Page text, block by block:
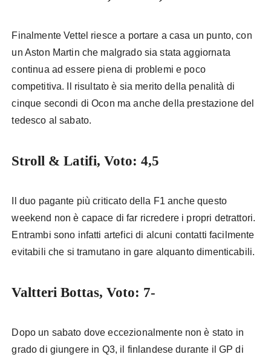
Finalmente Vettel riesce a portare a casa un punto, con
un Aston Martin che malgrado sia stata aggiornata
continua ad essere piena di problemi e poco
competitiva. Il risultato è sia merito della penalità di
cinque secondi di Ocon ma anche della prestazione del
tedesco al sabato.
Stroll & Latifi, Voto: 4,5
Il duo pagante più criticato della F1 anche questo
weekend non è capace di far ricredere i propri detrattori.
Entrambi sono infatti artefici di alcuni contatti facilmente
evitabili che si tramutano in gare alquanto dimenticabili.
Valtteri Bottas, Voto: 7-
Dopo un sabato dove eccezionalmente non è stato in
grado di giungere in Q3, il finlandese durante il GP di